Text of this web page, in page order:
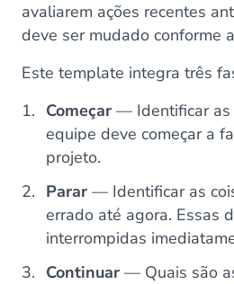
avaliarem ações recentes
deve ser mudado conforme
Este template integra três
Começar — Identificar as
equipe deve começar a
projeto.
Parar — Identificar as
errado até agora. Essas
interrompidas
Continuar — Quais são